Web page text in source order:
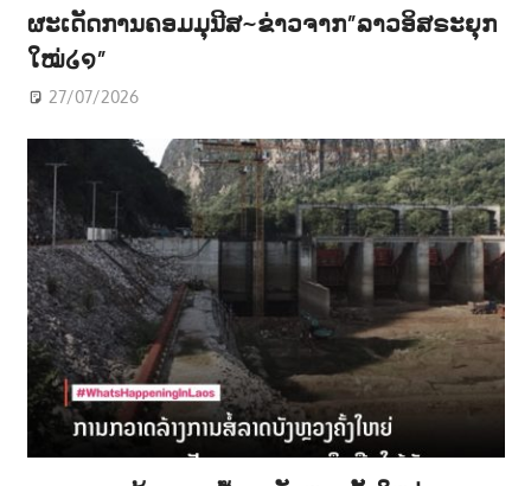
ຜະເດັດການຄອມມຸນີສ~ຂ່າວຈາກ”ລາວອິສຣະຍຸກ
ໃໝ່໒໑”
27/07/2026